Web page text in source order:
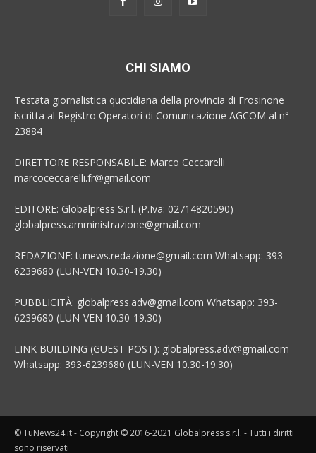
CHI SIAMO
Testata giornalistica quotidiana della provincia di Frosinone
iscritta al Registro Operatori di Comunicazione AGCOM al n°
23884
DIRETTORE RESPONSABILE: Marco Ceccarelli
marcoceccarelli.fr@gmail.com
EDITORE: Globalpress S.r.l. (P.Iva: 02714820590)
globalpress.amministrazione@gmail.com
REDAZIONE: tunews.redazione@gmail.com Whatsapp: 393-
6239680 (LUN-VEN 10.30-19.30)
PUBBLICITÀ: globalpress.adv@gmail.com Whatsapp: 393-
6239680 (LUN-VEN 10.30-19.30)
LINK BUILDING (GUEST POST): globalpress.adv@gmail.com
Whatsapp: 393-6239680 (LUN-VEN 10.30-19.30)
© TuNews24.it - Copyright © 2016-2021 Globalpress s.r.l. - Tutti i diritti
sono riservati